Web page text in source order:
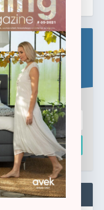
e-newsletter.